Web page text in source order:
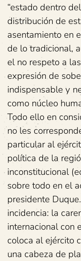
“estado dentro
distribución de
asentamiento en
de lo tradicional,
el no respeto a
expresión de
indispensable y
como núcleo
Todo ello en
no les
particular al
política de la
inconstitucional
sobre todo en el
presidente
incidencia: la
internacional con
coloca al ejército
una cabeza de